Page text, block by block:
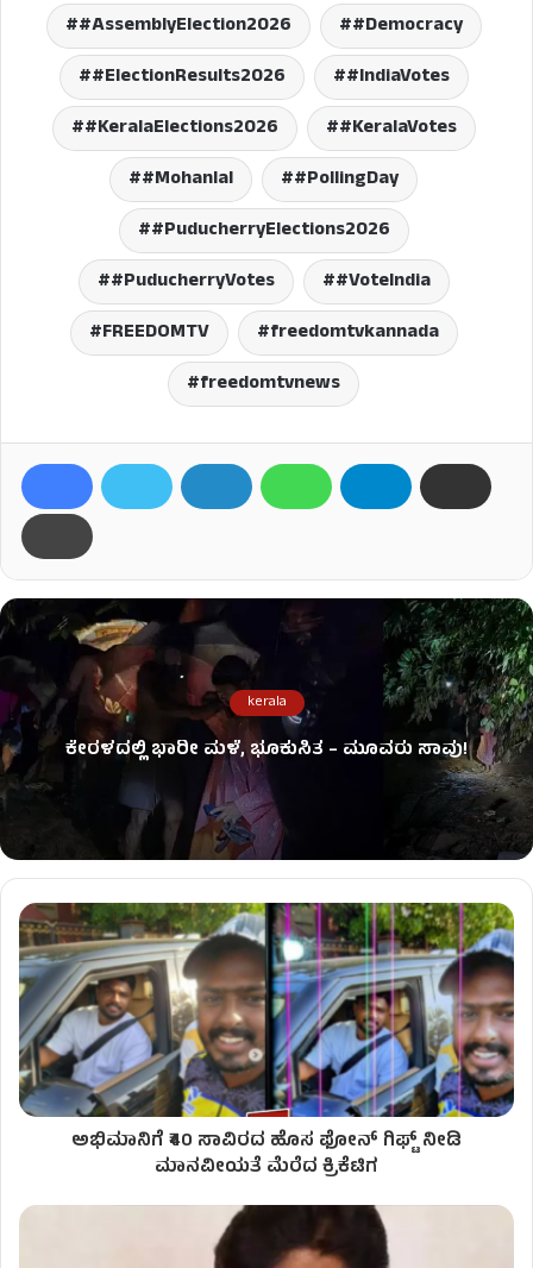
#AssemblyElection2026
#Democracy
#ElectionResults2026
#IndiaVotes
#KeralaElections2026
#KeralaVotes
#Mohanlal
#PollingDay
#PuducherryElections2026
#PuducherryVotes
#VoteIndia
FREEDOMTV
freedomtvkannada
freedomtvnews
kerala
ಕೇರಳದಲ್ಲಿ ಭಾರೀ ಮಳೆ, ಭೂಕುಸಿತ – ಮೂವರು ಸಾವು!
ಅಭಿಮಾನಿಗೆ ₹40 ಸಾವಿರದ ಹೊಸ ಫೋನ್ ಗಿಫ್ಟ್ ನೀಡಿ
ಮಾನವೀಯತೆ ಮೆರೆದ ಕ್ರಿಕೆಟಿಗ